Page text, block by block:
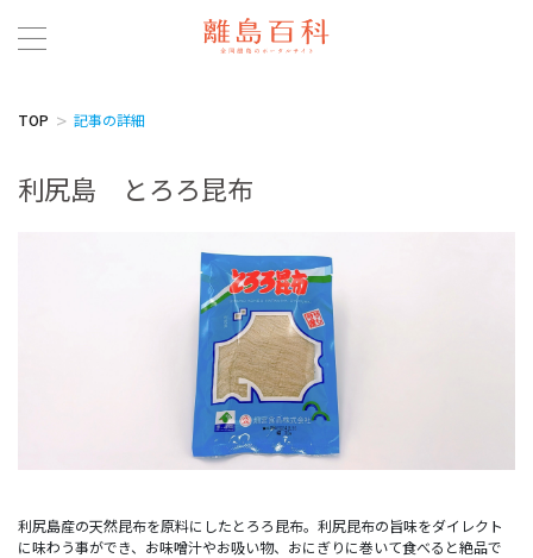
TOP 記事の詳細
利尻島 とろろ昆布
利尻島産の天然昆布を原料にしたとろろ昆布。利尻昆布の旨味をダイレクト
に味わう事ができ、お味噌汁やお吸い物、おにぎりに巻いて食べると絶品で